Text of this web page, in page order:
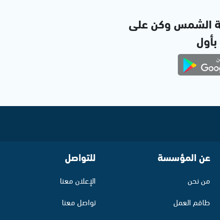
الشمس وكن على
بأول
عن المؤسسة
من نحن
طاقم العمل
للتواصل
الإعلان معنا
تواصل معنا